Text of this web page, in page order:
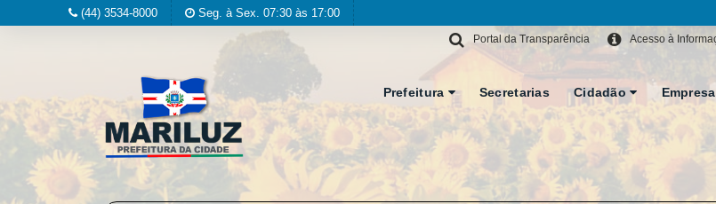
(44) 3534-8000 Seg. à Sex. 07:30 às 17:00
Acesso à
Portal da Transparência
Prefeitura Secretarias Cidadão